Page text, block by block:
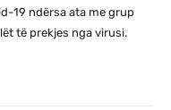
19 ndërsa ata me grup
të prekjes nga virusi.